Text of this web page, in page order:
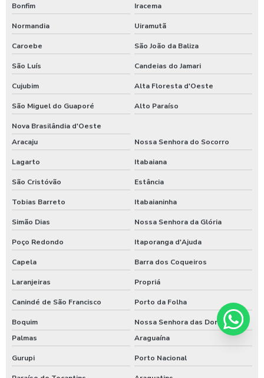
Bonfim Iracema
Normandia Uiramutã
Caroebe São João da Baliza
São Luís Candeias do Jamari
Cujubim Alta Floresta d'Oeste
São Miguel do Guaporé Alto Paraíso
Nova Brasilândia d'Oeste
Aracaju
Nossa Senhora do Socorro
Lagarto Itabaiana
São Cristóvão Estância
Tobias Barreto Itabaianinha
Simão Dias Nossa Senhora da Glória
Poço Redondo Itaporanga d'Ajuda
Capela Barra dos Coqueiros
Laranjeiras Propriá
Canindé de São Francisco Porto da Folha
Boquim
Nossa Senhora das Dores
Palmas
Araguaína
Gurupi Porto Nacional